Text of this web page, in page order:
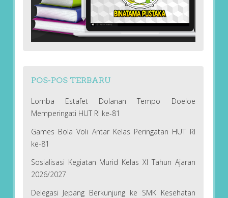
POS-POS TERBARU
Lomba Estafet Dolanan Tempo Doeloe
Memperingati HUT RI ke-81
Games Bola Voli Antar Kelas Peringatan HUT RI
ke-81
Sosialisasi Kegiatan Murid Kelas XI Tahun Ajaran
2026/2027
Delegasi Jepang Berkunjung ke SMK Kesehatan